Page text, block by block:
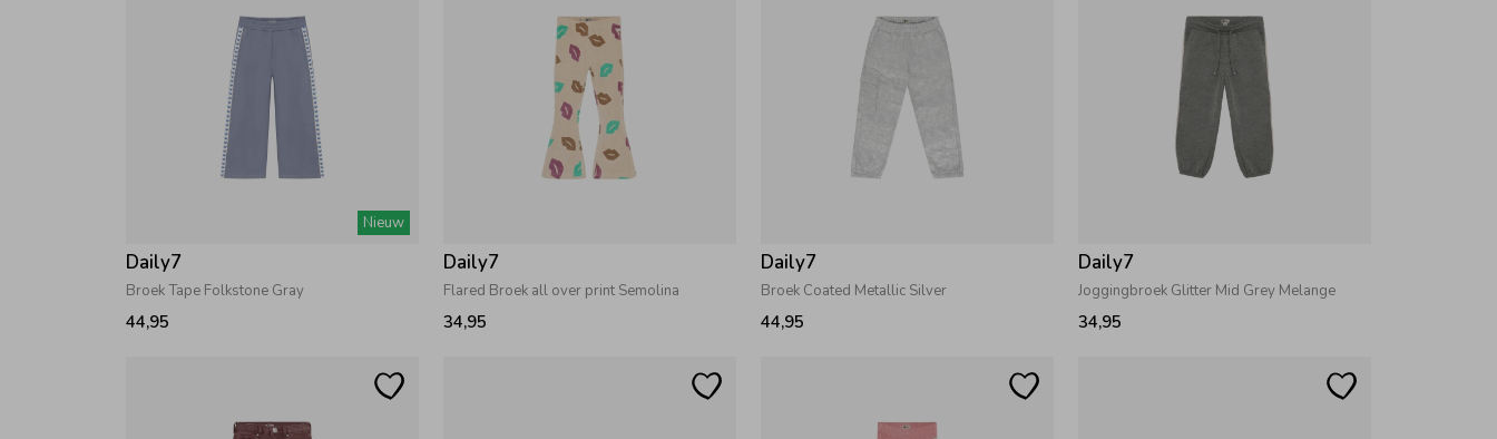
Nieuw
Daily7
Broek Tape Folkstone Gray
44,95
Daily7
Flared Broek all over print Semolina
34,95
Daily7
Broek Coated Metallic Silver
44,95
Daily7
Joggingbroek Glitter Mid Grey Melange
34,95